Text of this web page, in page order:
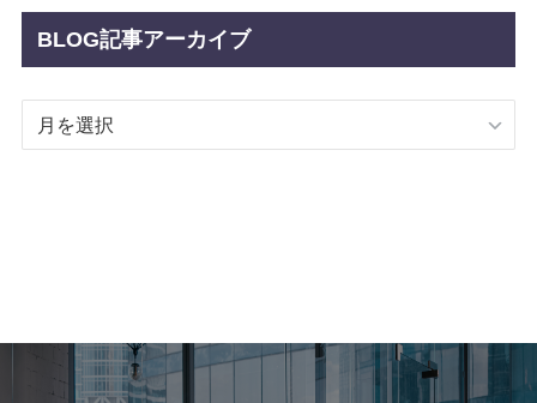
BLOG記事アーカイブ
BLOG